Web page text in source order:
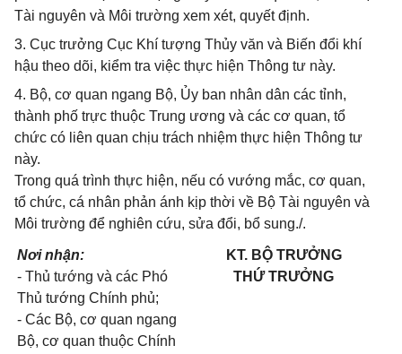
Tài nguyên và Môi trường xem xét, quyết định.
3. Cục trưởng Cục Khí tượng Thủy văn và Biến đổi khí
hậu theo dõi, kiểm tra việc thực hiện Thông tư này.
4. Bộ, cơ quan ngang Bộ, Ủy ban nhân dân các tỉnh,
thành phố trực thuộc Trung ương và các cơ quan, tổ
chức có liên quan chịu trách nhiệm thực hiện Thông tư
này.
Trong quá trình thực hiện, nếu có vướng mắc, cơ quan,
tổ chức, cá nhân phản ánh kịp thời về Bộ Tài nguyên và
Môi trường để nghiên cứu, sửa đổi, bổ sung./.
Nơi nhận:
- Thủ tướng và các Phó
Thủ tướng Chính phủ;
- Các Bộ, cơ quan ngang
Bộ, cơ quan thuộc Chính
KT. BỘ TRƯỞNG
THỨ TRƯỞNG